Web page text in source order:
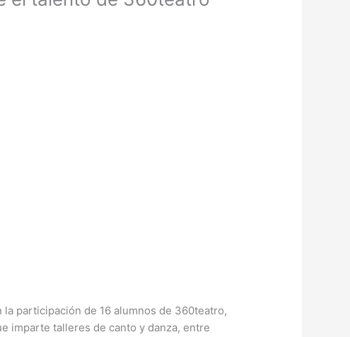
participación de 16 alumnos de 360teatro,
imparte talleres de canto y danza, entre